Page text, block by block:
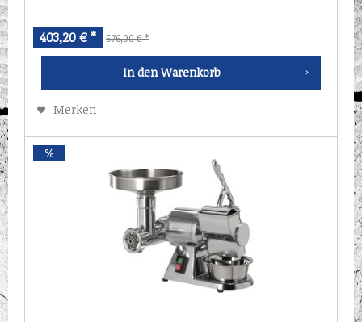
403,20 € * 576,00 € *
In den Warenkorb
Merken